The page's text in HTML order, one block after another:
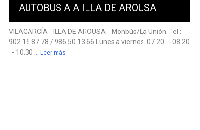
AUTOBUS A A ILLA DE AROUSA
VILAGARCÍA - ILLA DE AROUSA Monbús/La Unión. Tel :
902 15 87 78 / 986 50 13 66 Lunes a viernes 07.20 - 08.20
- 10.30 ...
Leer más